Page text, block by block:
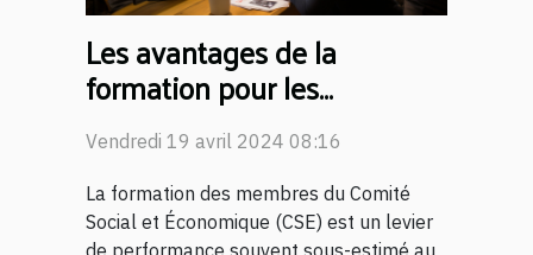
Les avantages de la
formation pour les
membres du CSE :
compétences accrues et
meilleure représentation
Vendredi 19 avril 2024 08:16
La formation des membres du Comité
Social et Économique (CSE) est un levier